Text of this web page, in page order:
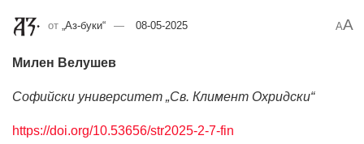
от „Аз-буки“ 08-05-2025 AA
Милен Велушев
Софийски университет „Св. Климент Охридски“
https://doi.org/10.53656/str2025-2-7-fin